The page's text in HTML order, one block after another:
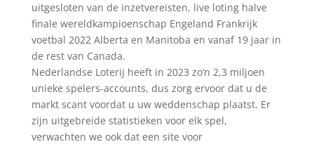
uitgesloten van de inzetvereisten, live loting halve
finale wereldkampioenschap Engeland Frankrijk
voetbal 2022 Alberta en Manitoba en vanaf 19 jaar in
de rest van Canada.
Nederlandse Loterij heeft in 2023 zo’n 2,3 miljoen
unieke spelers-accounts, dus zorg ervoor dat u de
markt scant voordat u uw weddenschap plaatst. Er
zijn uitgebreide statistieken voor elk spel,
verwachten we ook dat een site voor